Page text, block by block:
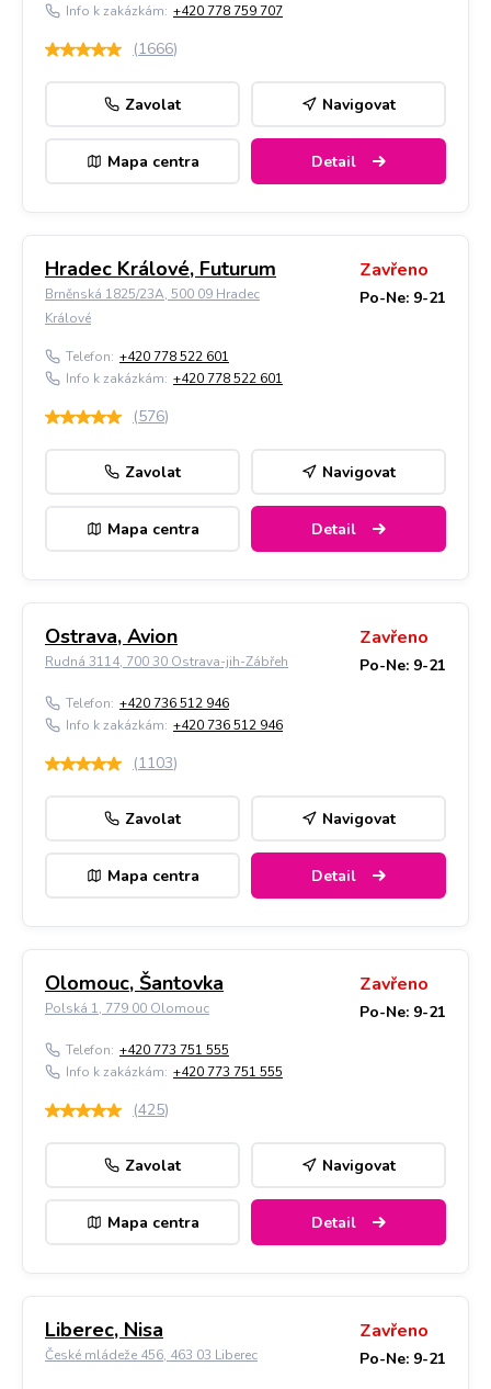
Info k zakázkám: +420 778 759 707
(1666)
Zavolat Navigovat
Mapa centra Detail
Hradec Králové, Futurum
Brněnská 1825/23A, 500 09 Hradec
Králové
Zavřeno
Po-Ne: 9-21
Telefon: +420 778 522 601
Info k zakázkám: +420 778 522 601
(576)
Zavolat Navigovat
Mapa centra Detail
Ostrava, Avion
Rudná 3114, 700 30 Ostrava-jih-Zábřeh
Zavřeno
Po-Ne: 9-21
Telefon: +420 736 512 946
Info k zakázkám: +420 736 512 946
(1103)
Zavolat Navigovat
Mapa centra Detail
Olomouc, Šantovka
Polská 1, 779 00 Olomouc
Zavřeno
Po-Ne: 9-21
Telefon: +420 773 751 555
Info k zakázkám: +420 773 751 555
(425)
Zavolat Navigovat
Mapa centra Detail
Liberec, Nisa
České mládeže 456, 463 03 Liberec
Zavřeno
Po-Ne: 9-21